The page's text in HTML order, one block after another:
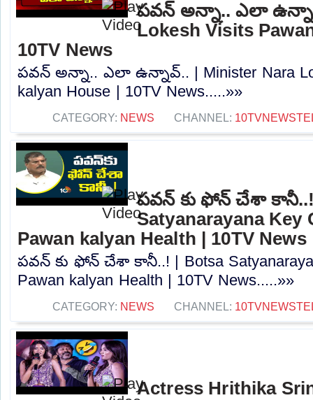
పవన్ అన్నా.. ఎలా
Lokesh Visits
10TV News
పవన్ అన్నా.. ఎలా ఉన్నావ్.. | Minister Nara
kalyan House | 10TV News.....»»
CATEGORY: NEWS CHANNEL:
పవన్ కు ఫోన్ చేశా
Satyanarayana Key
Pawan kalyan Health | 10TV News
పవన్ కు ఫోన్ చేశా కానీ..! | Botsa
Pawan kalyan Health | 10TV News.....»»
CATEGORY: NEWS CHANNEL:
Actress Hrithika